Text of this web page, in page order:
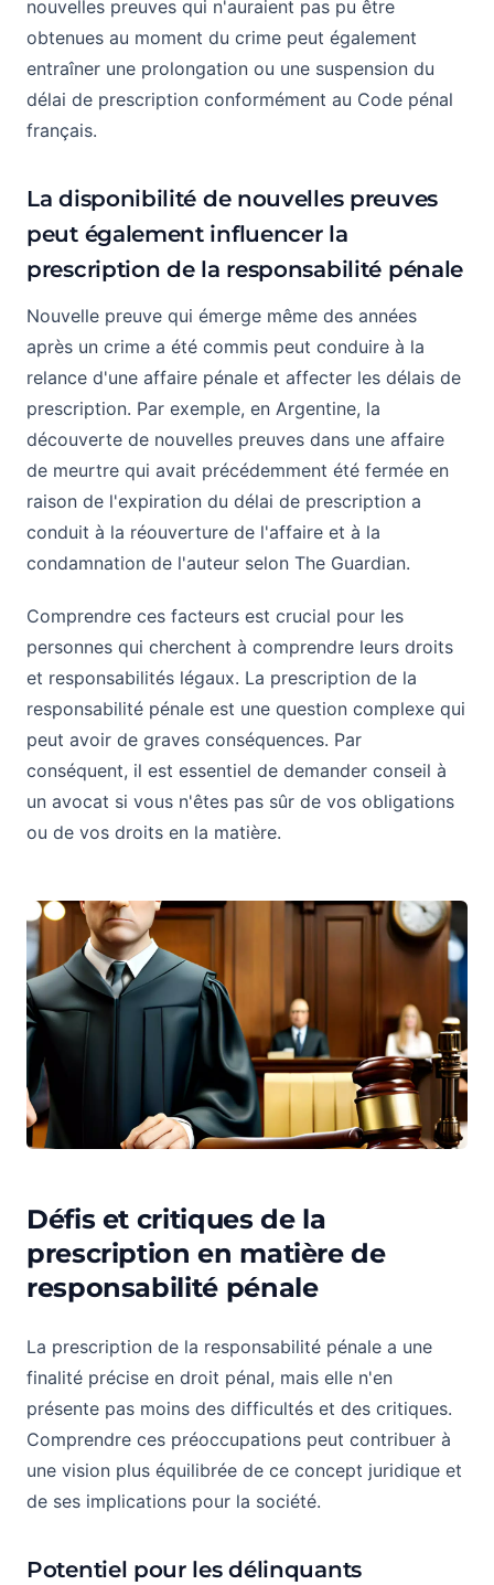
nouvelles preuves qui n'auraient pas pu être
obtenues au moment du crime peut également
entraîner une prolongation ou une suspension du
délai de prescription conformément au Code pénal
français.
La disponibilité de nouvelles preuves
peut également influencer la
prescription de la responsabilité pénale
Nouvelle preuve qui émerge même des années
après un crime a été commis peut conduire à la
relance d'une affaire pénale et affecter les délais de
prescription. Par exemple, en Argentine, la
découverte de nouvelles preuves dans une affaire
de meurtre qui avait précédemment été fermée en
raison de l'expiration du délai de prescription a
conduit à la réouverture de l'affaire et à la
condamnation de l'auteur selon The Guardian.
Comprendre ces facteurs est crucial pour les
personnes qui cherchent à comprendre leurs droits
et responsabilités légaux. La prescription de la
responsabilité pénale est une question complexe qui
peut avoir de graves conséquences. Par
conséquent, il est essentiel de demander conseil à
un avocat si vous n'êtes pas sûr de vos obligations
ou de vos droits en la matière.
Défis et critiques de la
prescription en matière de
responsabilité pénale
La prescription de la responsabilité pénale a une
finalité précise en droit pénal, mais elle n'en
présente pas moins des difficultés et des critiques.
Comprendre ces préoccupations peut contribuer à
une vision plus équilibrée de ce concept juridique et
de ses implications pour la société.
Potentiel pour les délinquants